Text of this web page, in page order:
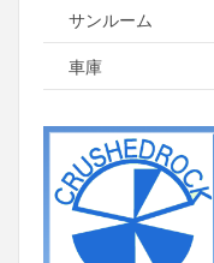
サンルーム
車庫